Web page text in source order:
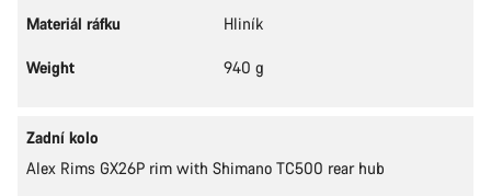
Materiál ráfku Hliník
Weight 940 g
Zadní kolo
Alex Rims GX26P rim with Shimano TC500 rear hub